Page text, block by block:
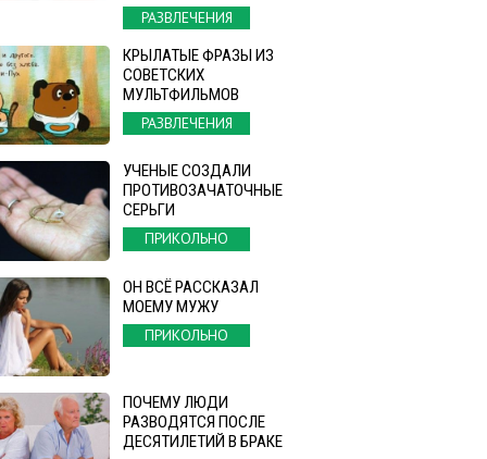
РАЗВЛЕЧЕНИЯ
КРЫЛАТЫЕ ФРАЗЫ ИЗ
СОВЕТСКИХ
МУЛЬТФИЛЬМОВ
РАЗВЛЕЧЕНИЯ
УЧЕНЫЕ СОЗДАЛИ
ПРОТИВОЗАЧАТОЧНЫЕ
СЕРЬГИ
ПРИКОЛЬНО
ОН ВСЁ РАССКАЗАЛ
МОЕМУ МУЖУ
ПРИКОЛЬНО
ПОЧЕМУ ЛЮДИ
РАЗВОДЯТСЯ ПОСЛЕ
ДЕСЯТИЛЕТИЙ В БРАКЕ